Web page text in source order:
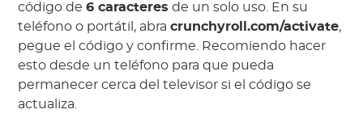
código de6 caracteres de un solo uso. En su
teléfono o portátil, abracrunchyroll.com/activate,
pegue el código y confirme. Recomiendo hacer
esto desde un teléfono para que pueda
permanecer cerca del televisor si el código se
actualiza.